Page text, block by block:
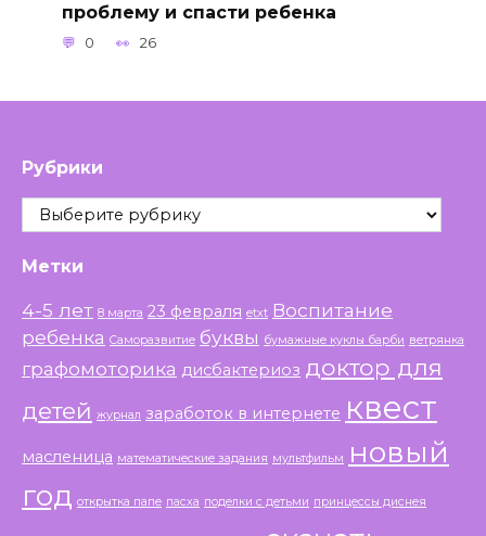
проблему и спасти ребенка
0 26
Рубрики
Рубрики
Метки
4-5 лет 8 марта 23 февраля etxt Воспитание
ребенка Саморазвитие буквы бумажные куклы барби ветрянка
графомоторика дисбактериоз доктор для
детей журнал заработок в интернете квест
масленица математические задания мультфильм
новый
год открытка папе пасха поделки с детьми принцессы диснея